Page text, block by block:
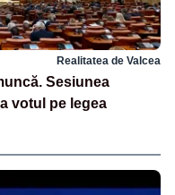
Realitatea de Valcea
Sesiunea
votul pe legea